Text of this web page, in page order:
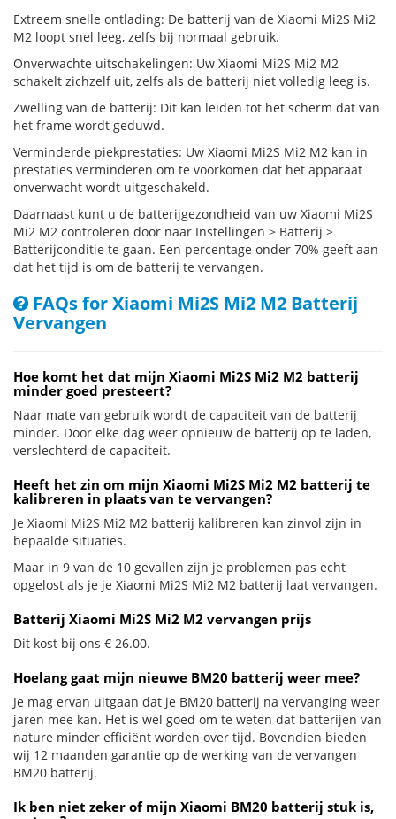
Extreem snelle ontlading: De batterij van de Xiaomi Mi2S Mi2
M2 loopt snel leeg, zelfs bij normaal gebruik.
Onverwachte uitschakelingen: Uw Xiaomi Mi2S Mi2 M2
schakelt zichzelf uit, zelfs als de batterij niet volledig leeg is.
Zwelling van de batterij: Dit kan leiden tot het scherm dat van
het frame wordt geduwd.
Verminderde piekprestaties: Uw Xiaomi Mi2S Mi2 M2 kan in
prestaties verminderen om te voorkomen dat het apparaat
onverwacht wordt uitgeschakeld.
Daarnaast kunt u de batterijgezondheid van uw Xiaomi Mi2S
Mi2 M2 controleren door naar Instellingen > Batterij >
Batterijconditie te gaan. Een percentage onder 70% geeft aan
dat het tijd is om de batterij te vervangen.
FAQs for Xiaomi Mi2S Mi2 M2 Batterij
Vervangen
Hoe komt het dat mijn Xiaomi Mi2S Mi2 M2 batterij
minder goed presteert?
Naar mate van gebruik wordt de capaciteit van de batterij
minder. Door elke dag weer opnieuw de batterij op te laden,
verslechterd de capaciteit.
Heeft het zin om mijn Xiaomi Mi2S Mi2 M2 batterij te
kalibreren in plaats van te vervangen?
Je Xiaomi Mi2S Mi2 M2 batterij kalibreren kan zinvol zijn in
bepaalde situaties.
Maar in 9 van de 10 gevallen zijn je problemen pas echt
opgelost als je je Xiaomi Mi2S Mi2 M2 batterij laat vervangen.
Batterij Xiaomi Mi2S Mi2 M2 vervangen prijs
Dit kost bij ons € 26.00.
Hoelang gaat mijn nieuwe BM20 batterij weer mee?
Je mag ervan uitgaan dat je BM20 batterij na vervanging weer
jaren mee kan. Het is wel goed om te weten dat batterijen van
nature minder efficiënt worden over tijd. Bovendien bieden
wij 12 maanden garantie op de werking van de vervangen
BM20 batterij.
Ik ben niet zeker of mijn Xiaomi BM20 batterij stuk is,